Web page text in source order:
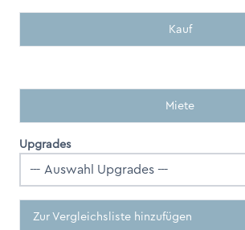
Kauf
Miete
Upgrades
Zur Vergleichsliste hinzufügen